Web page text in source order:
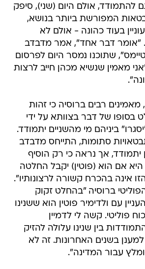
בעוד כהונה - אולם לא
"אומר דבר אחד", אמר מדבדב
שתוכנו נמסר היום לפרסום
מאמין שנשיא מכהן חייב לרצות
רבים ברוסיה כי זהות
ביניהם מי מהשניים יתמודד.
סתומות, התייחס מדבדב
אך נראה כי רק הוסיף
אם הוא (פוטין) יקבל החלטה
אינה בהכרח קשורה לרצונותיו".
ברוסיה "בהחלט זקוק
עם ולדימיר פוטין הוא ששנינו
פוליטי. קשה לי לדמיין
בין שנינו עלולה להזיק
בשנים האחרונות. זה לא
עבור המדינה".
הקרובות ברוסיה: